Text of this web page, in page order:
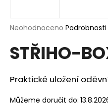
Průměrné
produktu
je
z
5
Neohodnoceno
STŘIHO-
Praktické uložení
Můžeme doručit do:
j
t
?